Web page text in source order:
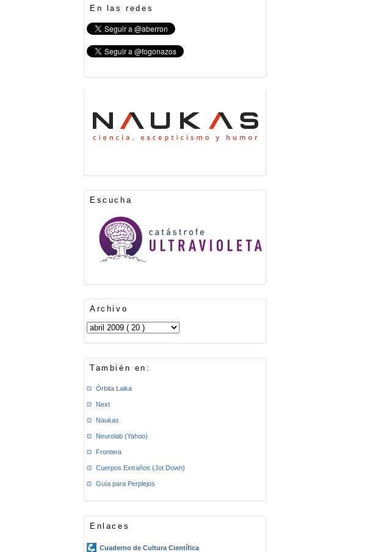
En las redes
Escucha
Archivo
También en:
Órbita Laika
Next
Naukas
Neurolab (Yahoo)
Frontera
Cuerpos Extraños (Jot Down)
Guía para Perplejos
Enlaces
Cuaderno de Cultura Científica